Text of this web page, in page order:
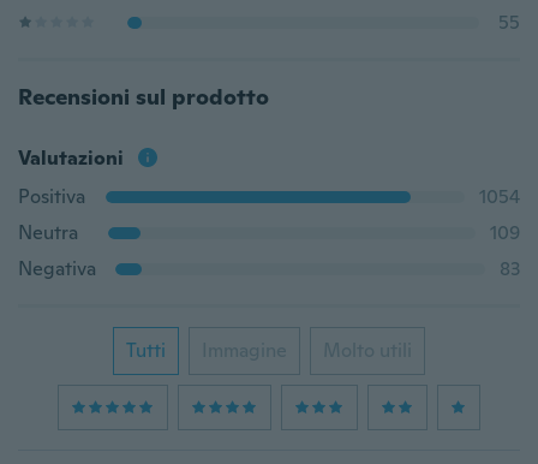
55
Recensioni sul prodotto
Valutazioni
Positiva
1054
Neutra
109
Negativa
83
Tutti Immagine Molto utili